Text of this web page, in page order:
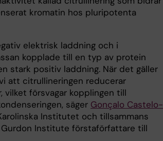
kromatin hos pluripotenta
elektrisk laddning och i
kopplade till en typ av protein
stark positiv laddning. När det gäller
att citrullineringen reducerar
vilket försvagar kopplingen till
säger Gonçalo Castelo-
Institutet och tillsammans
Institute förstaförfattare till